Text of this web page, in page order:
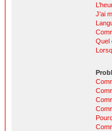
J’ai
Quel